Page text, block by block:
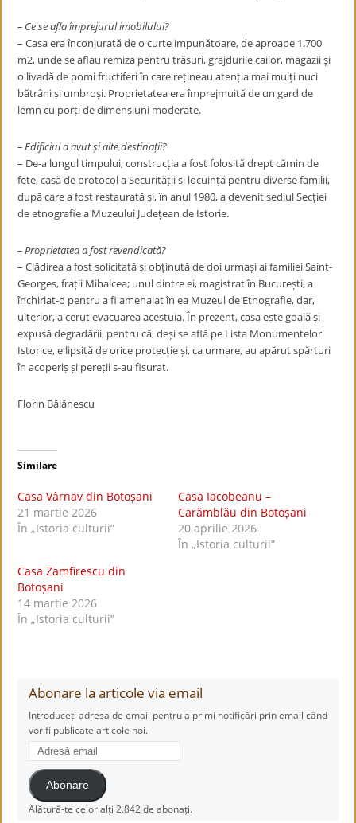
– Ce se afla împrejurul imobilului?
– Casa era înconjurată de o curte impunătoare, de aproape 1.700
m2, unde se aflau remiza pentru trăsuri, grajdurile cailor, magazii și
o livadă de pomi fructiferi în care rețineau atenția mai mulți nuci
bătrâni și umbroși. Proprietatea era împrejmuită de un gard de
lemn cu porți de dimensiuni moderate.
– Edificiul a avut și alte destinații?
– De-a lungul timpului, construcția a fost folosită drept cămin de
fete, casă de protocol a Securității și locuință pentru diverse familii,
după care a fost restaurată și, în anul 1980, a devenit sediul Secției
de etnografie a Muzeului Județean de Istorie.
– Proprietatea a fost revendicată?
– Clădirea a fost solicitată și obținută de doi urmași ai familiei Saint-
Georges, frații Mihalcea; unul dintre ei, magistrat în București, a
închiriat-o pentru a fi amenajat în ea Muzeul de Etnografie, dar,
ulterior, a cerut evacuarea acestuia. În prezent, casa este goală și
expusă degradării, pentru că, deși se află pe Lista Monumentelor
Istorice, e lipsită de orice protecție și, ca urmare, au apărut spărturi
în acoperiș și pereții s-au fisurat.
Florin Bălănescu
Similare
Casa Vârnav din Botoșani
21 martie 2026
În „Istoria culturii”
Casa Iacobeanu –
Carămblău din Botoșani
20 aprilie 2026
În „Istoria culturii”
Casa Zamfirescu din
Botoșani
14 martie 2026
În „Istoria culturii”
Abonare la articole via email
Introduceți adresa de email pentru a primi notificări prin email când
vor fi publicate articole noi.
Adresă
email
Abonare
Alătură-te celorlalți 2.842 de abonați.